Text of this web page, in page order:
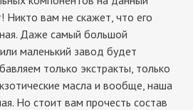
Никто вам не скажет, что его
Даже самый большой
маленький завод будет
только экстракты, только
масла и вообще, наша
Но стоит вам прочесть состав